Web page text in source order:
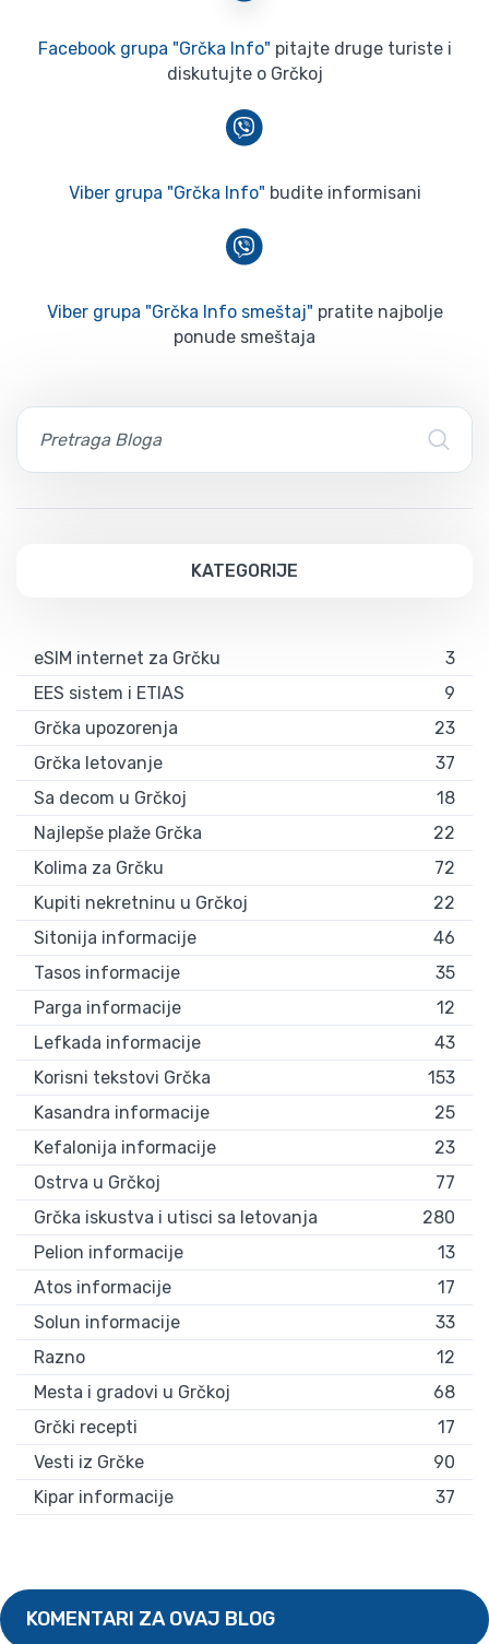
Facebook grupa "Grčka Info" pitajte druge turiste i
diskutujte o Grčkoj
Viber grupa "Grčka Info" budite informisani
Viber grupa "Grčka Info smeštaj" pratite najbolje
ponude smeštaja
KATEGORIJE
eSIM internet za Grčku
3
EES sistem i ETIAS
9
Grčka upozorenja
23
Grčka letovanje
37
Sa decom u Grčkoj
18
Najlepše plaže Grčka
22
Kolima za Grčku
72
Kupiti nekretninu u Grčkoj
22
Sitonija informacije
46
Tasos informacije
35
Parga informacije
12
Lefkada informacije
43
Korisni tekstovi Grčka
153
Kasandra informacije
25
Kefalonija informacije
23
Ostrva u Grčkoj
77
Grčka iskustva i utisci sa letovanja
280
Pelion informacije
13
Atos informacije
17
Solun informacije
33
Razno
12
Mesta i gradovi u Grčkoj
68
Grčki recepti
17
Vesti iz Grčke
90
Kipar informacije
37
KOMENTARI ZA OVAJ BLOG